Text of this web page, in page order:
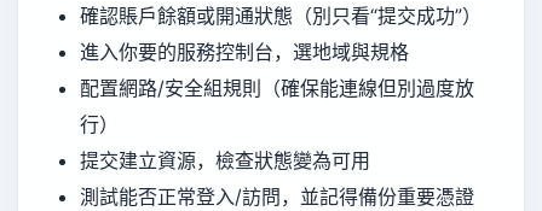
確認賬戶餘額或開通狀態（別只看“提交成功”）
進入你要的服務控制台，選地域與規格
配置網路/安全組規則（確保能連線但別過度放
行）
提交建立資源，檢查狀態變為可用
測試能否正常登入/訪問，並記得備份重要憑證